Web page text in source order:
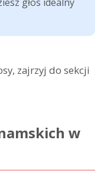
zajrzyj do sekcji
w